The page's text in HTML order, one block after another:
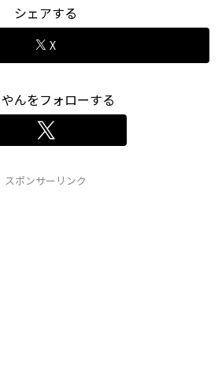
シェアする
X
んをフォローする
スポンサーリンク